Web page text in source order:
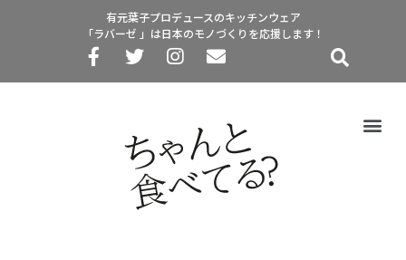
有元葉子プロデュースのキッチンウェア
「ラバーゼ 」は日本のモノづくりを応援します！